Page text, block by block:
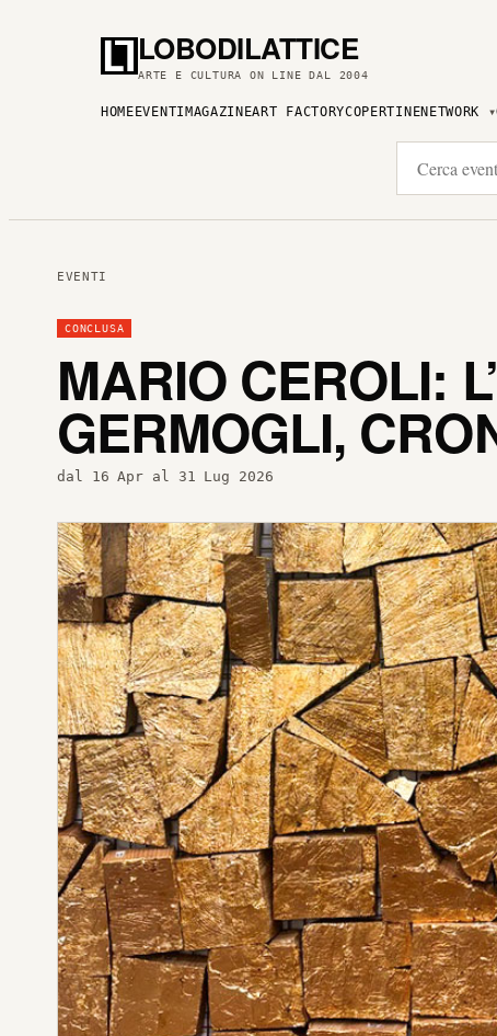
LOBODILATTICE
ARTE E CULTURA ON LINE DAL 2004
HOME EVENTI MAGAZINEART FACTORYCOPERTINENETWORK
EVENTI
CONCLUSA
MARIO CEROLI:
GERMOGLI,
dal 16 Apr al 31 Lug 2026